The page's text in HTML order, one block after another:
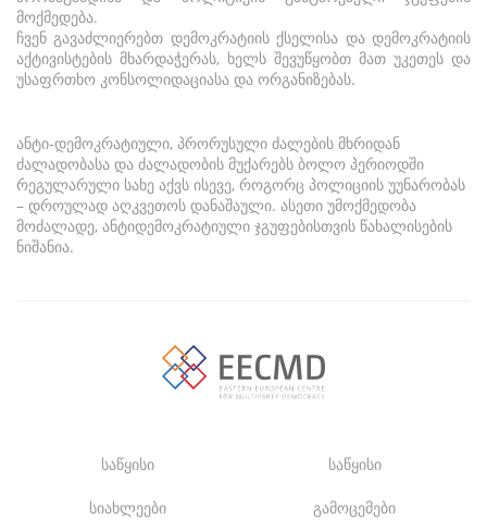
მოქმედება.
ჩვენ გავაძლიერებთ დემოკრატიის ქსელისა და დემოკრატიის
აქტივისტების მხარდაჭერას, ხელს შევუწყობთ მათ უკეთეს და
უსაფრთხო კონსოლიდაციასა და ორგანიზებას.
ანტი-დემოკრატიული, პრორუსული ძალების მხრიდან
ძალადობასა და ძალადობის მუქარებს ბოლო პერიოდში
რეგულარული სახე აქვს ისევე, როგორც პოლიციის უუნარობას
– დროულად აღკვეთოს დანაშაული. ასეთი უმოქმედობა
მოძალადე, ანტიდემოკრატიული ჯგუფებისთვის წახალისების
ნიშანია.
საწყისი საწყისი
სიახლეები გამოცემები